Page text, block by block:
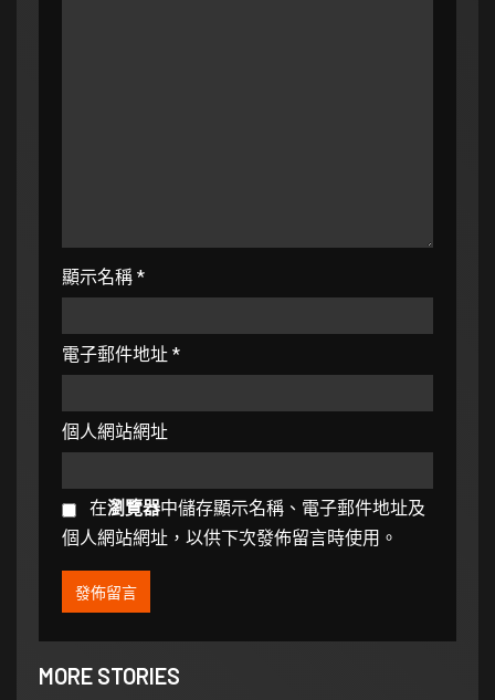
顯示名稱 *
電子郵件地址 *
個人網站網址
在瀏覽器中儲存顯示名稱、電子郵件地址及
個人網站網址，以供下次發佈留言時使用。
MORE STORIES